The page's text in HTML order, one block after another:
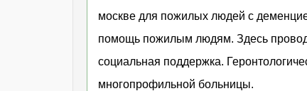
москве для пожилых людей с
помощь пожилым людям. Здесь
социальная поддержка.
многопрофильной больницы.